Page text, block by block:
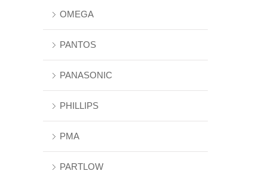
OMEGA
PANTOS
PANASONIC
PHILLIPS
PMA
PARTLOW